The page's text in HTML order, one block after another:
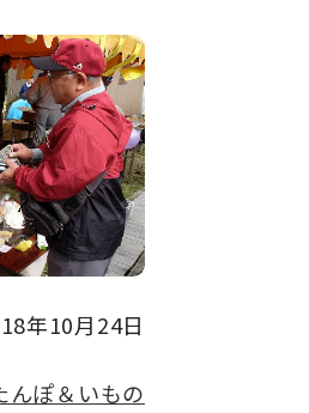
年10月24日
んぽ＆いもの